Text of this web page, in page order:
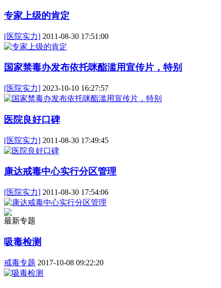
专家上级的肯定
[医院实力] 2011-08-30 17:51:00
国家禁毒办发布依托咪酯滥用宣传片，特别
[医院实力] 2023-10-10 16:27:57
医院良好口碑
[医院实力] 2011-08-30 17:49:45
康达戒毒中心实行分区管理
[医院实力] 2011-08-30 17:54:06
最新专题
吸毒检测
戒毒专题 2017-10-08 09:22:20